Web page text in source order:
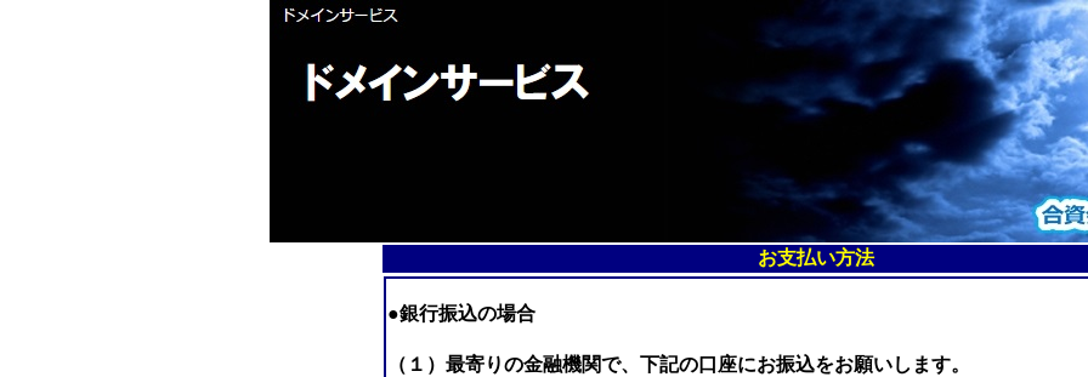
お支払い方法
●銀行振込の場合
（１）最寄りの金融機関で、下記の口座にお振込をお願いします。